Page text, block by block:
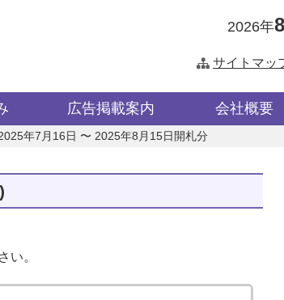
2026年8
サイトマッ
広告掲載案内 会社概要
年7月16日 〜 2025年8月15日開札分
い。